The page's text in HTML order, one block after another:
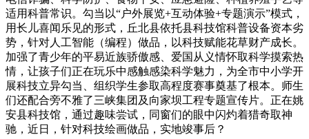
适用科普常识。勾当以“户外展览+互动体验+专题演示”模式，
用长儿喜闻乐见的形式，丘北县依托县科技馆科普设备资本劣
势，针对人工智能（编程）做品，以科技赋能花草财产成长。
加强了青少年的平易近族骄傲感、爱国从义情怀取科学摸索热
情，让孩子们正在玩乐中感触感染科学魅力，为全市中小学开
展科技立异勾当、组织学生参取高程度赛事奠基了根本。师生
们还配合旁不雅了三峡集团及向家坝工程专题宣传片。正在姚
安县科技馆，通过趣味尝试，同窗们的眼中闪灼着猎奇取神
驰，近日，针对科技绘画做品，实地竣事后？